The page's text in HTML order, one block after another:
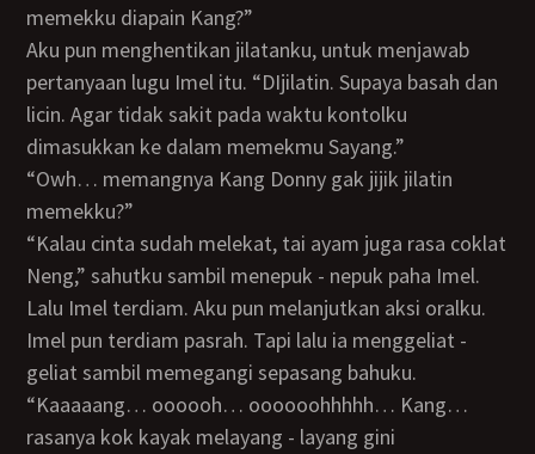
memekku diapain Kang?”
Aku pun menghentikan jilatanku, untuk menjawab
pertanyaan lugu Imel itu. “DIjilatin. Supaya basah dan
licin. Agar tidak sakit pada waktu kontolku
dimasukkan ke dalam memekmu Sayang.”
“Owh… memangnya Kang Donny gak jijik jilatin
memekku?”
“Kalau cinta sudah melekat, tai ayam juga rasa coklat
Neng,” sahutku sambil menepuk - nepuk paha Imel.
Lalu Imel terdiam. Aku pun melanjutkan aksi oralku.
Imel pun terdiam pasrah. Tapi lalu ia menggeliat -
geliat sambil memegangi sepasang bahuku.
“Kaaaaang… oooooh… oooooohhhhh… Kang…
rasanya kok kayak melayang - layang gini